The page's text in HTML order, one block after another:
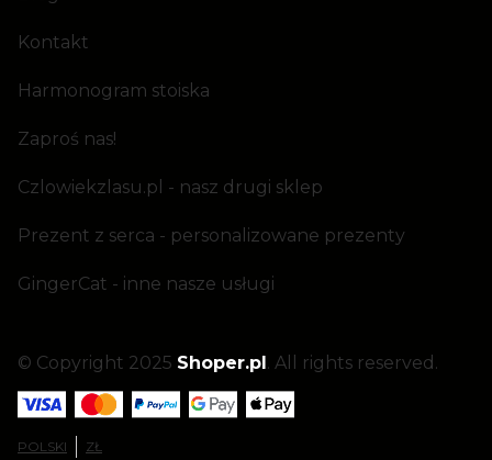
Kontakt
Harmonogram stoiska
Zaproś nas!
Czlowiekzlasu.pl - nasz drugi sklep
Prezent z serca - personalizowane prezenty
GingerCat - inne nasze usługi
© Copyright 2025 Shoper.pl. All rights reserved.
POLSKI ZŁ